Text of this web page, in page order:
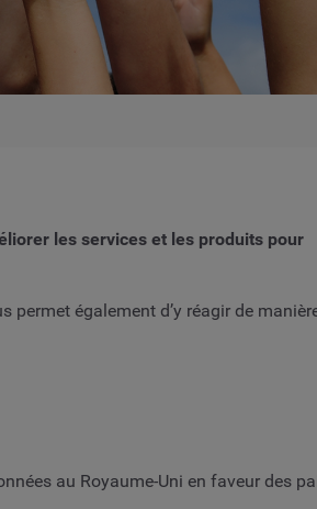
les services et les produits pour
permet également d’y réagir de
au Royaume-Uni en faveur des